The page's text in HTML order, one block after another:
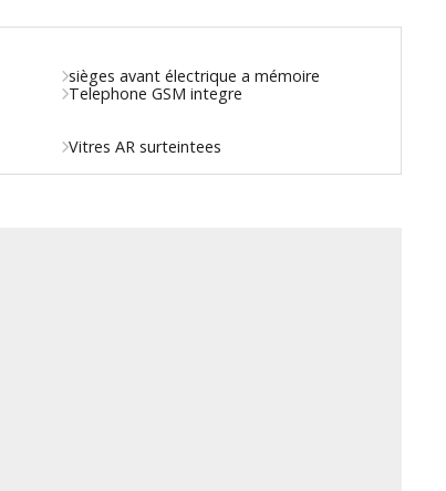
sièges avant électrique a mémoire
Telephone GSM integre
Vitres AR surteintees